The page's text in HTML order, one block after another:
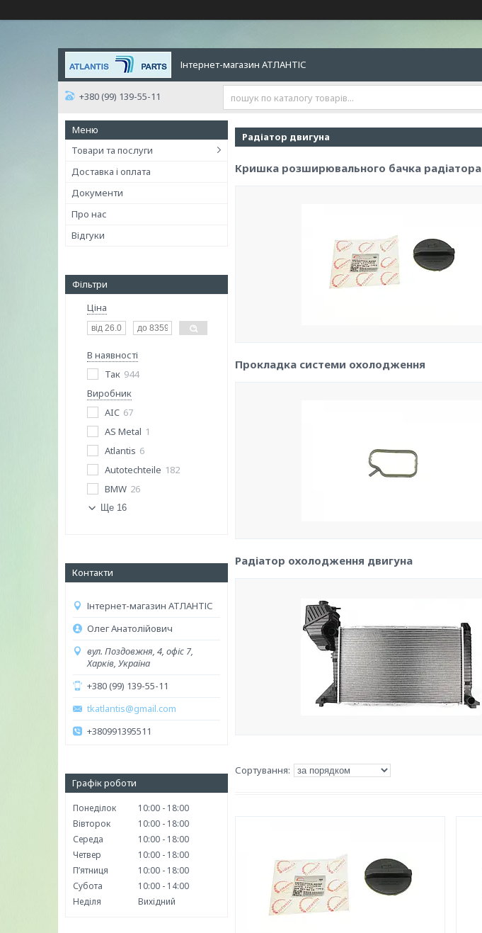
Інтернет-магазин АТЛАНТІС
+380 (99) 139-55-11
Товари та послуги
Доставка і оплата
Документи
Про нас
Відгуки
Фільтри
Ціна
В наявності
Так 944
Виробник
AIC 67
AS Metal 1
Atlantis 6
Autotechteile 182
BMW 26
Ще 16
Контакти
Інтернет-магазин АТЛАНТІС
Олег Анатолійович
вул. Поздовжня, 4, офіс 7,
Харків, Україна
+380 (99) 139-55-11
tkatlantis@gmail.com
+380991395511
Графік роботи
Понеділок 10:00
18:00
Вівторок
10:00
18:00
Середа
10:00
18:00
Четвер
10:00
18:00
Пʼятниця
10:00
18:00
Субота
10:00
14:00
Неділя
Вихідний
Радіатор двигуна
Кришка розширювального бачка радіатора
Прокладка системи охолодження
Радіатор охолодження двигуна